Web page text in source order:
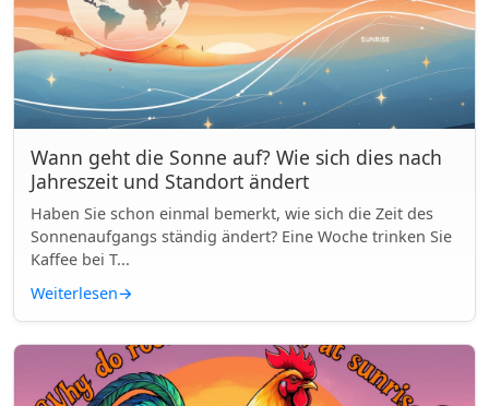
Wann geht die Sonne auf? Wie sich dies nach
Jahreszeit und Standort ändert
Haben Sie schon einmal bemerkt, wie sich die Zeit des
Sonnenaufgangs ständig ändert? Eine Woche trinken Sie
Kaffee bei T...
Weiterlesen→